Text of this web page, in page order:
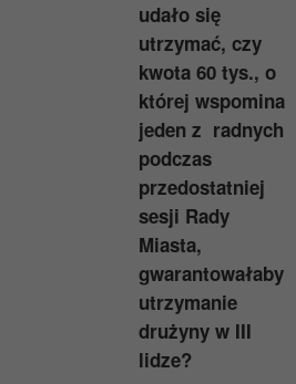
udało się
utrzymać, czy
kwota 60 tys., o
której wspomina
jeden z radnych
podczas
przedostatniej
sesji Rady
Miasta,
gwarantowałaby
utrzymanie
drużyny w III
lidze?